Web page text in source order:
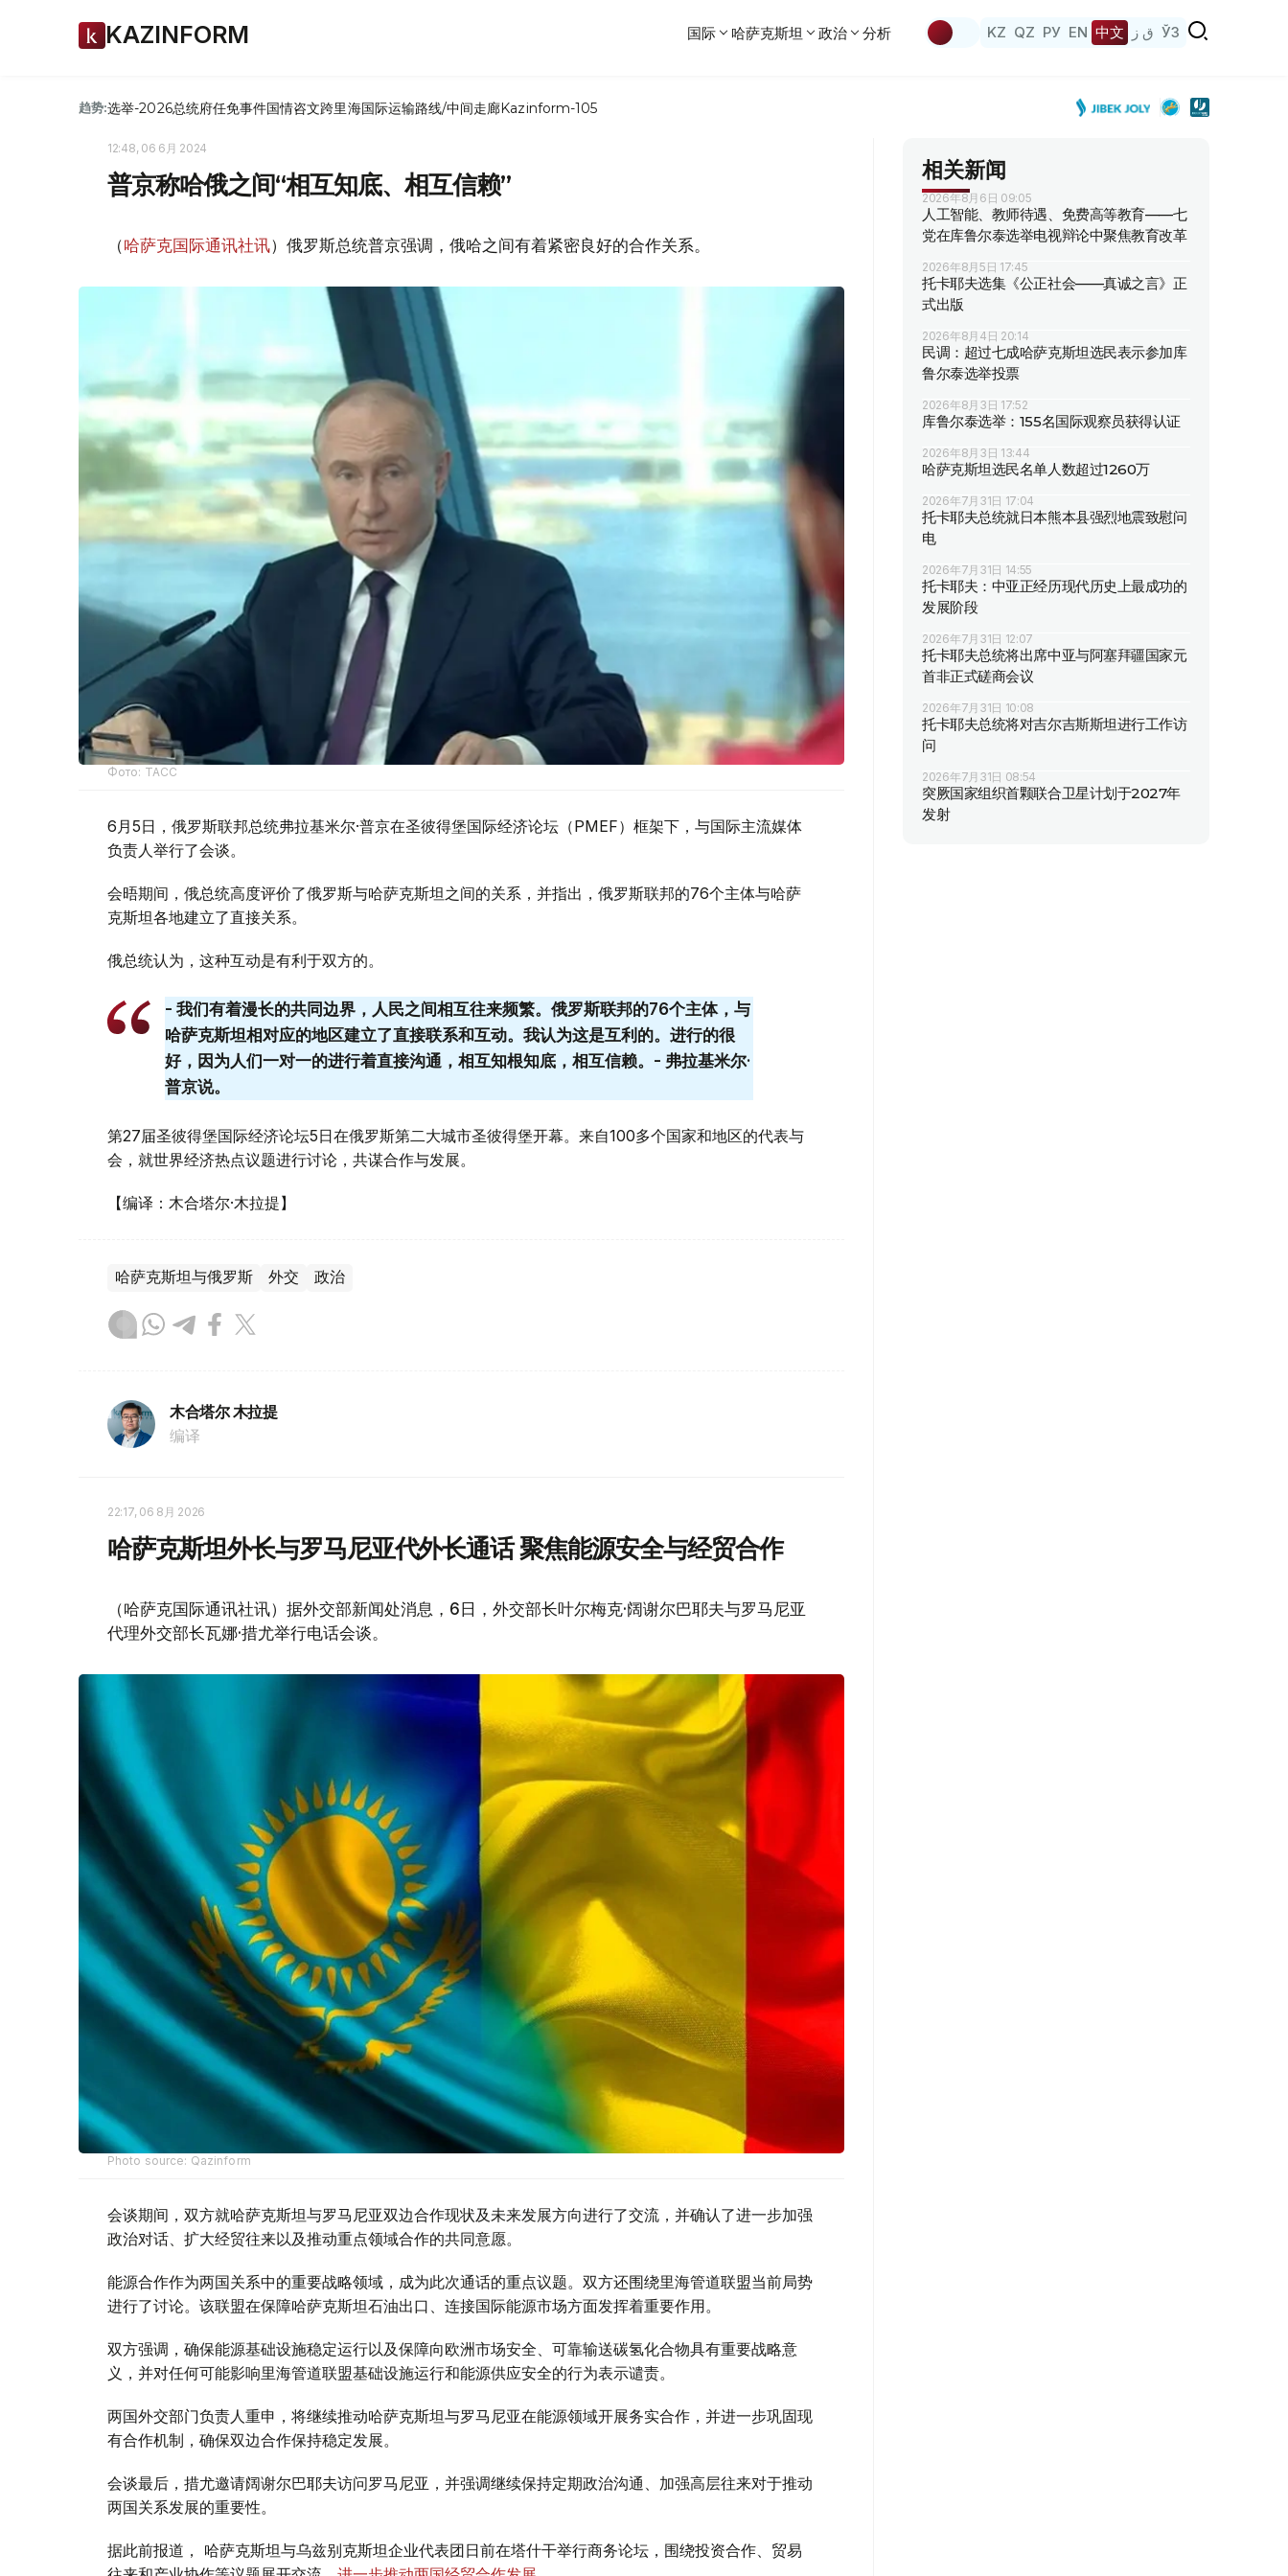
KAZINFORM 国际 哈萨克斯坦 政治 分析 KZ QZ РУ EN 中文 ق ز ЎЗ
趋势:选举-2026总统府任免事件国情咨文跨里海国际运输路线/中间走廊Kazinform-105
12:48, 06 6月 2024
普京称哈俄之间“相互知底、相互信赖”
（哈萨克国际通讯社讯）俄罗斯总统普京强调，俄哈之间有着紧密良好的合作关系。
Фото: ТАСС
6月5日，俄罗斯联邦总统弗拉基米尔·普京在圣彼得堡国际经济论坛（PMEF）框架下，与国际主流媒体
负责人举行了会谈。
会晤期间，俄总统高度评价了俄罗斯与哈萨克斯坦之间的关系，并指出，俄罗斯联邦的76个主体与哈萨
克斯坦各地建立了直接关系。
俄总统认为，这种互动是有利于双方的。
- 我们有着漫长的共同边界，人民之间相互往来频繁。俄罗斯联邦的76个主体，与
哈萨克斯坦相对应的地区建立了直接联系和互动。我认为这是互利的。进行的很
好，因为人们一对一的进行着直接沟通，相互知根知底，相互信赖。- 弗拉基米尔·
普京说。
第27届圣彼得堡国际经济论坛5日在俄罗斯第二大城市圣彼得堡开幕。来自100多个国家和地区的代表与
会，就世界经济热点议题进行讨论，共谋合作与发展。
【编译：木合塔尔·木拉提】
哈萨克斯坦与俄罗斯 外交 政治
木合塔尔 木拉提
编译
22:17, 06 8月 2026
哈萨克斯坦外长与罗马尼亚代外长通话 聚焦能源安全与经贸合作
（哈萨克国际通讯社讯）据外交部新闻处消息，6日，外交部长叶尔梅克·阔谢尔巴耶夫与罗马尼亚
代理外交部长瓦娜·措尤举行电话会谈。
Photo source: Qazinform
会谈期间，双方就哈萨克斯坦与罗马尼亚双边合作现状及未来发展方向进行了交流，并确认了进一步加强
政治对话、扩大经贸往来以及推动重点领域合作的共同意愿。
能源合作作为两国关系中的重要战略领域，成为此次通话的重点议题。双方还围绕里海管道联盟当前局势
进行了讨论。该联盟在保障哈萨克斯坦石油出口、连接国际能源市场方面发挥着重要作用。
双方强调，确保能源基础设施稳定运行以及保障向欧洲市场安全、可靠输送碳氢化合物具有重要战略意
义，并对任何可能影响里海管道联盟基础设施运行和能源供应安全的行为表示谴责。
两国外交部门负责人重申，将继续推动哈萨克斯坦与罗马尼亚在能源领域开展务实合作，并进一步巩固现
有合作机制，确保双边合作保持稳定发展。
会谈最后，措尤邀请阔谢尔巴耶夫访问罗马尼亚，并强调继续保持定期政治沟通、加强高层往来对于推动
两国关系发展的重要性。
据此前报道， 哈萨克斯坦与乌兹别克斯坦企业代表团日前在塔什干举行商务论坛，围绕投资合作、贸易
相关新闻
2026年8月6日 09:05
人工智能、教师待遇、免费高等教育——七
党在库鲁尔泰选举电视辩论中聚焦教育改革
2026年8月5日 17:45
托卡耶夫选集《公正社会——真诚之言》正
式出版
2026年8月4日 20:14
民调：超过七成哈萨克斯坦选民表示参加库
鲁尔泰选举投票
2026年8月3日 17:52
库鲁尔泰选举：155名国际观察员获得认证
2026年8月3日 13:44
哈萨克斯坦选民名单人数超过1260万
2026年7月31日 17:04
托卡耶夫总统就日本熊本县强烈地震致慰问
电
2026年7月31日 14:55
托卡耶夫：中亚正经历现代历史上最成功的
发展阶段
2026年7月31日 12:07
托卡耶夫总统将出席中亚与阿塞拜疆国家元
首非正式磋商会议
2026年7月31日 10:08
托卡耶夫总统将对吉尔吉斯斯坦进行工作访
问
2026年7月31日 08:54
突厥国家组织首颗联合卫星计划于2027年
发射